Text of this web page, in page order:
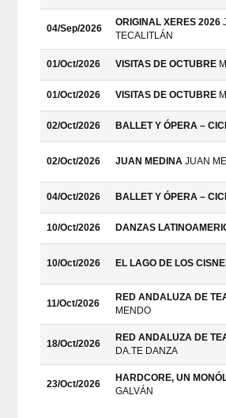
04/Sep/2026
ORIGINAL XERES 2026
TECALITLÁN
01/Oct/2026 VISITAS DE OCTUBRE
01/Oct/2026 VISITAS DE OCTUBRE
02/Oct/2026 BALLET Y ÓPERA –
02/Oct/2026 JUAN MEDINA JUAN
04/Oct/2026 BALLET Y ÓPERA –
10/Oct/2026 DANZAS
10/Oct/2026 EL LAGO DE LOS
11/Oct/2026
RED ANDALUZA DE
MENDO
18/Oct/2026
RED ANDALUZA DE
DA.TE DANZA
23/Oct/2026
HARDCORE, UN
GALVÁN